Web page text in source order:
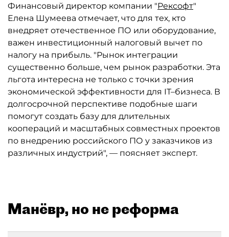
Финансовый директор компании "Рексофт"
Елена Шумеева отмечает, что для тех, кто
внедряет отечественное ПО или оборудование,
важен инвестиционный налоговый вычет по
налогу на прибыль. "Рынок интеграции
существенно больше, чем рынок разработки. Эта
льгота интересна не только с точки зрения
экономической эффективности для IT–бизнеса. В
долгосрочной перспективе подобные шаги
помогут создать базу для длительных
коопераций и масштабных совместных проектов
по внедрению российского ПО у заказчиков из
различных индустрий", — поясняет эксперт.
Манёвр, но не реформа